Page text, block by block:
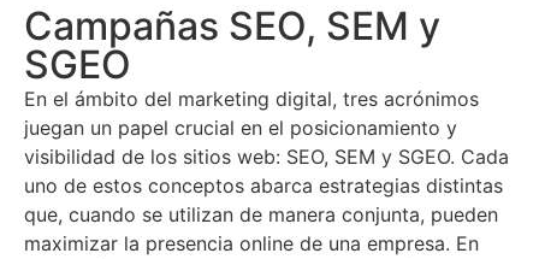
Campañas SEO, SEM y
SGEO
En el ámbito del marketing digital, tres acrónimos
juegan un papel crucial en el posicionamiento y
visibilidad de los sitios web: SEO, SEM y SGEO. Cada
uno de estos conceptos abarca estrategias distintas
que, cuando se utilizan de manera conjunta, pueden
maximizar la presencia online de una empresa. En